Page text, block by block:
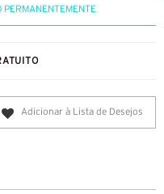
PERMANENTEMENTE
Adicionar à Lista de Desejos